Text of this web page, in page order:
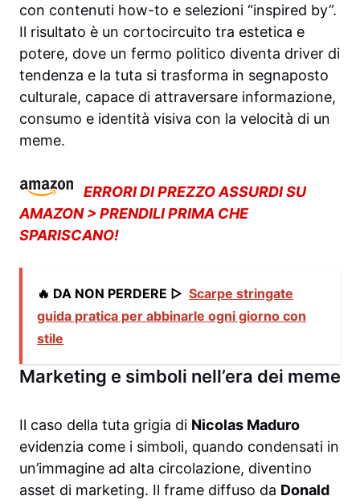
con contenuti how-to e selezioni “inspired by”.
Il risultato è un cortocircuito tra estetica e
potere, dove un fermo politico diventa driver di
tendenza e la tuta si trasforma in segnaposto
culturale, capace di attraversare informazione,
consumo e identità visiva con la velocità di un
meme.
ERRORI DI PREZZO ASSURDI SU
AMAZON > PRENDILI PRIMA CHE
SPARISCANO!
🔥 DA NON PERDERE ▷ Scarpe stringate
guida pratica per abbinarle ogni giorno con
stile
Marketing e simboli nell’era dei meme
Il caso della tuta grigia di Nicolas Maduro
evidenzia come i simboli, quando condensati in
un’immagine ad alta circolazione, diventino
asset di marketing. Il frame diffuso da Donald